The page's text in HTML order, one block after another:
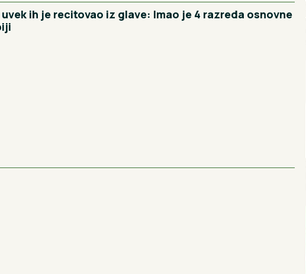
ih je recitovao iz glave: Imao je 4 razreda osnovne